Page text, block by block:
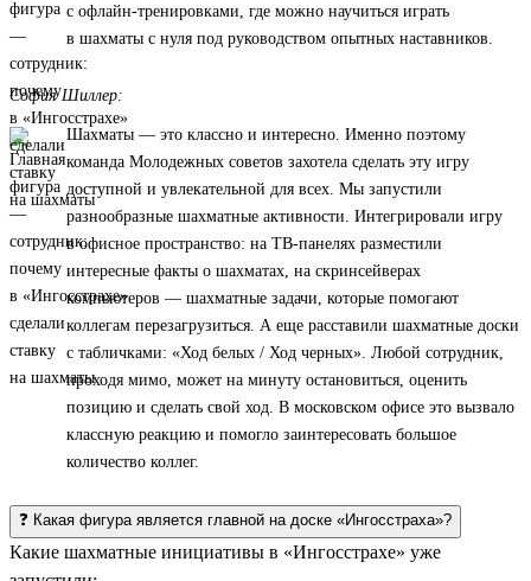
с офлайн-тренировками, где можно научиться играть
в шахматы с нуля под руководством опытных наставников.
София Шиллер:
Шахматы — это классно и интересно. Именно поэтому
команда Молодежных советов захотела сделать эту игру
доступной и увлекательной для всех. Мы запустили
разнообразные шахматные активности. Интегрировали игру
в офисное пространство: на ТВ-панелях разместили
интересные факты о шахматах, на скринсейверах
компьютеров — шахматные задачи, которые помогают
коллегам перезагрузиться. А еще расставили шахматные доски
с табличками: «Ход белых / Ход черных». Любой сотрудник,
проходя мимо, может на минуту остановиться, оценить
позицию и сделать свой ход. В московском офисе это вызвало
классную реакцию и помогло заинтересовать большое
количество коллег.
❓ Какая фигура является главной на доске «Ингосстраха»?
Какие шахматные инициативы в «Ингосстрахе» уже